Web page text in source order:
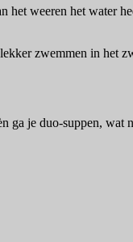
weeren het water
zwemmen in het
ga je duo-suppen, wat